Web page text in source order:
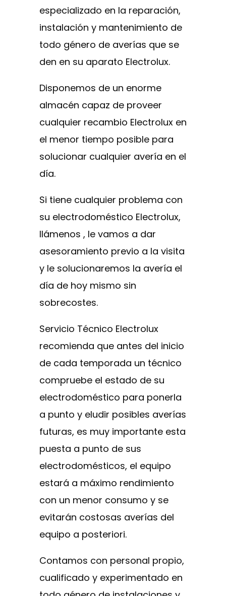
especializado en la reparación,
instalación y mantenimiento de
todo género de averías que se
den en su aparato Electrolux.
Disponemos de un enorme
almacén capaz de proveer
cualquier recambio Electrolux en
el menor tiempo posible para
solucionar cualquier avería en el
día.
Si tiene cualquier problema con
su electrodoméstico Electrolux,
llámenos , le vamos a dar
asesoramiento previo a la visita
y le solucionaremos la avería el
día de hoy mismo sin
sobrecostes.
Servicio Técnico Electrolux
recomienda que antes del inicio
de cada temporada un técnico
compruebe el estado de su
electrodoméstico para ponerla
a punto y eludir posibles averías
futuras, es muy importante esta
puesta a punto de sus
electrodomésticos, el equipo
estará a máximo rendimiento
con un menor consumo y se
evitarán costosas averías del
equipo a posteriori.
Contamos con personal propio,
cualificado y experimentado en